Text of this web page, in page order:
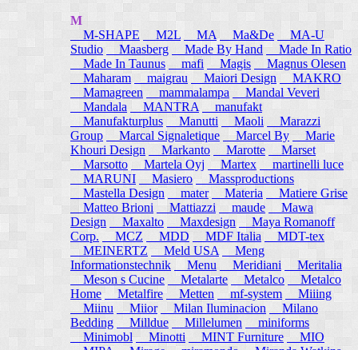
M
M-SHAPE
M2L MA Ma&De
MA-U
Studio
Maasberg Made By Hand
Made In Ratio
Made In Taunus
mafi Magis
Magnus Olesen
Maharam
maigrau Maiori Design
MAKRO
Mamagreen
mammalampa
Mandal Veveri
Mandala
MANTRA
manufakt
Manufakturplus
Manutti Maoli
Marazzi
Group
Marcal Signaletique Marcel By
Marie
Khouri Design
Markanto Marotte
Marset
Marsotto
Martela Oyj Martex
martinelli luce
MARUNI
Masiero
Massproductions
Mastella Design
mater Materia
Matiere Grise
Matteo Brioni
Mattiazzi maude
Mawa
Design
Maxalto Maxdesign
Maya Romanoff
Corp.
MCZ MDD MDF Italia
MDT-tex
MEINERTZ
Meld USA
Meng
Informationstechnik
Menu Meridiani
Meritalia
Meson s Cucine
Metalarte Metalco
Metalco
Home Metalfire Metten mf-system
Miiing
Miinu
Miior Milan Iluminacion
Milano
Bedding
Milldue Millelumen
miniforms
Minimobl Minotti MINT Furniture
MIO